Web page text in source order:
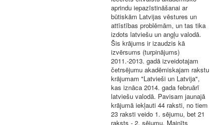
aprindu iepazīstināšanai ar
būtiskām Latvijas vēstures un
attīstības problēmām, un tas tika
izdots latviešu un angļu valodā.
Šis krājums ir izaudzis kā
izvērsums (turpinājums)
2011.-2013. gadā izveidotajam
četrsējumu akadēmiskajam rakstu
krājumam "Latvieši un Latvija",
kas iznāca 2014. gada februārī
latviešu valodā. Pavisam jaunajā
krājumā iekļauti 44 raksti, no tiem
23 raksti veido 1. sējumu, bet 21
raksts - 2. sējumu. Mainīts